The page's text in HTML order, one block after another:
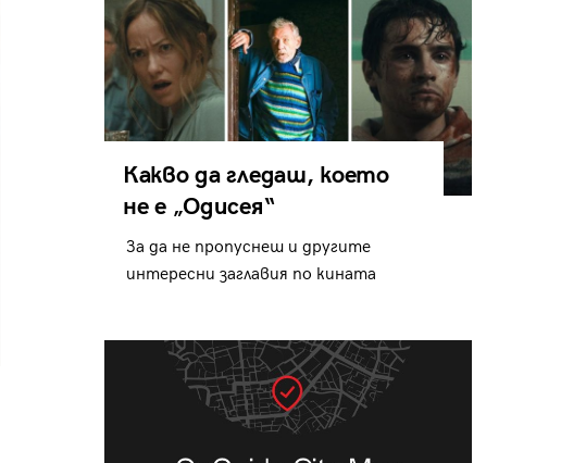
Какво да гледаш, което
не е „Одисея“
За да не пропуснеш и другите
интересни заглавия по кината